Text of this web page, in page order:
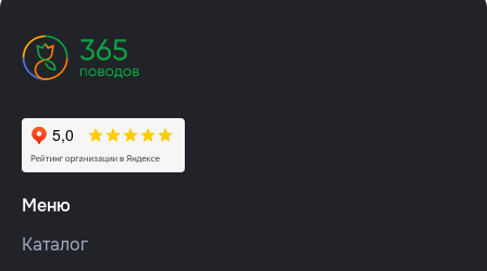
Меню
Каталог